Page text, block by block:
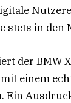
stets in den
der BMW
einem
Ein